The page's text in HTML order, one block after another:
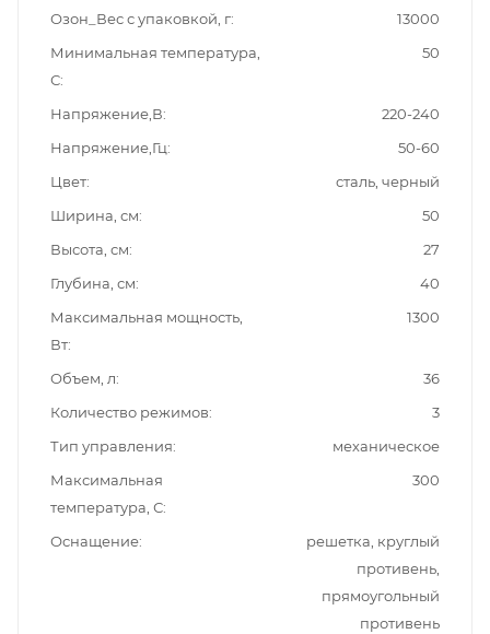
Озон_Вес с упаковкой, г
13000
Минимальная температура,
С
50
Напряжение,В
220-240
Напряжение,Гц
50-60
Цвет
сталь, черный
Ширина, см
50
Высота, см
27
Глубина, см
40
Максимальная мощность,
Вт
1300
Объем, л
36
Количество режимов
3
Тип управления
механическое
Максимальная
температура, С
300
Оснащение
решетка, круглый
противень,
прямоугольный
противень